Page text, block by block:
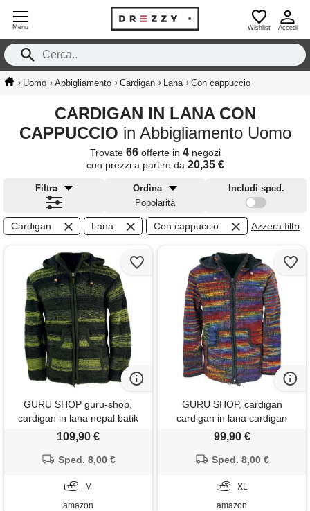
Menu Wishlist Accedi
› Uomo › Abbigliamento › Cardigan › Lana › Con cappuccio
CARDIGAN IN LANA CON
CAPPUCCIO in Abbigliamento Uomo
Trovate 66offerte in 4negozi
con prezzi a partire da 20,35 €
Filtra
Ordina
Popolarità
Includi sped.
Cardigan Lana Con cappuccio Azzera filtri
GURU SHOP guru-shop,
cardigan in lana nepal batik
oliva, modello 25, dimensione
poncho
109,90 €
Sped. 8,00 €
M
amazon
GURU SHOP, cardigan
cardigan in lana cardigan
nepal, modello 13,
giacche, cardigan e poncho
99,90 €
Sped. 8,00 €
XL
amazon